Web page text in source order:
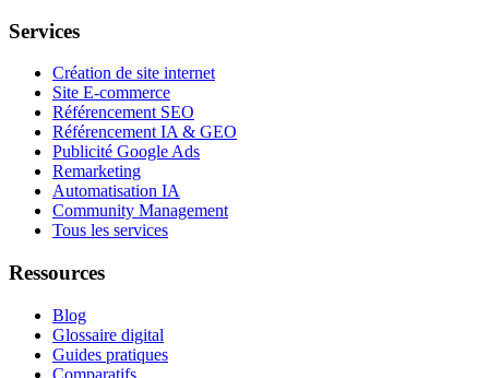
Services
Création de site internet
Site E-commerce
Référencement SEO
Référencement IA & GEO
Publicité Google Ads
Remarketing
Automatisation IA
Community Management
Tous les services
Ressources
Blog
Glossaire digital
Guides pratiques
Comparatifs